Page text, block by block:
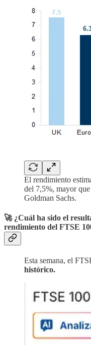
El rendimiento
del 7,5%, mayor que
Goldman Sachs.
🚀 ¿Cuál ha sido el
rendimiento del FTSE
Esta semana, el
histórico.